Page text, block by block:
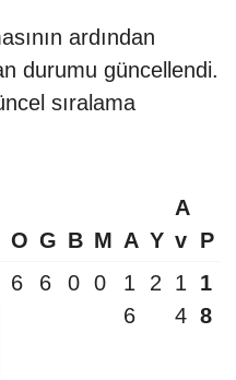
ardından
durumu güncellendi.
sıralama
O G B M A Y
A
v
P
6 6 0 0
1
6
2
1
4
1
8